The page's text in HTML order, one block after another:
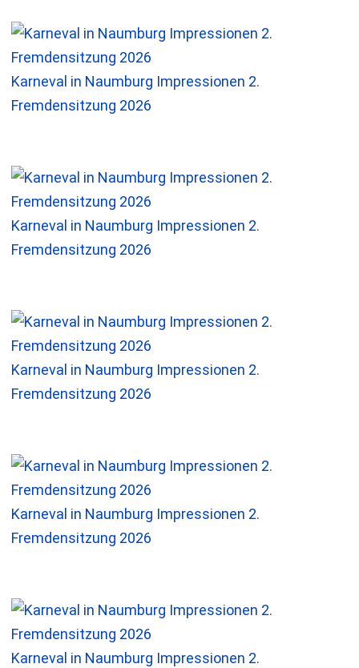
Karneval in Naumburg Impressionen 2.
Fremdensitzung 2026
Karneval in Naumburg Impressionen 2.
Fremdensitzung 2026
Karneval in Naumburg Impressionen 2.
Fremdensitzung 2026
Karneval in Naumburg Impressionen 2.
Fremdensitzung 2026
Karneval in Naumburg Impressionen 2.